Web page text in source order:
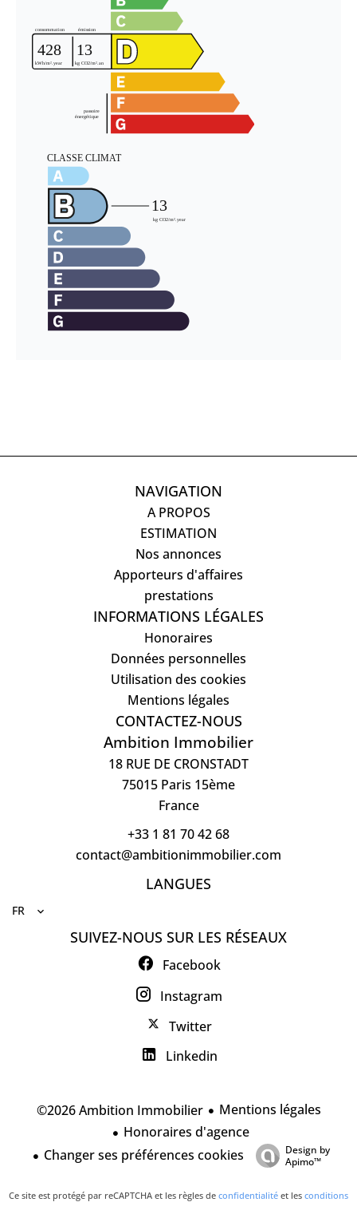
NAVIGATION
A PROPOS
ESTIMATION
Nos annonces
Apporteurs d'affaires
prestations
INFORMATIONS LÉGALES
Honoraires
Données personnelles
Utilisation des cookies
Mentions légales
CONTACTEZ-NOUS
Ambition Immobilier
18 RUE DE CRONSTADT
75015 Paris 15ème
France
+33 1 81 70 42 68
contact@ambitionimmobilier.com
LANGUES
FR
SUIVEZ-NOUS SUR LES RÉSEAUX
Facebook
Instagram
Twitter
Linkedin
©2026 Ambition Immobilier
Mentions légales
Honoraires d'agence
Changer ses préférences cookies
Design by
Apimo™
Ce site est protégé par reCAPTCHA et les règles de confidentialité et les conditions